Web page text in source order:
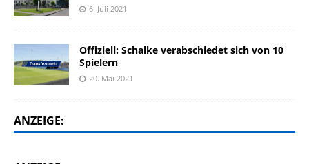
6. Juli 2021
Offiziell: Schalke verabschiedet sich von 10
Spielern
20. Mai 2021
ANZEIGE: